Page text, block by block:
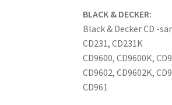
BLACK & DECKER:
Black & Decker CD -
CD231, CD231K
CD9600, CD9600K,
CD9602, CD9602K,
CD961